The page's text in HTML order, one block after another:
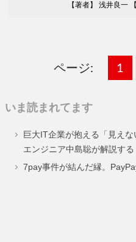
【著者】 浅井良一
ページ:
固
ー
ジ
1
いま読まれてます
巨大IT企業が抱える「見え
エンジニア中島聡が解説す
7pay事件が結んだ縁。